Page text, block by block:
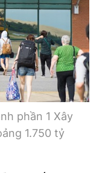
phần 1 Xây
1.750 tỷ